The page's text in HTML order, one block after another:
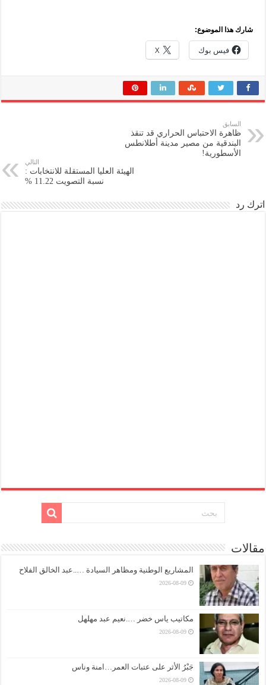
شارك هذا الموضوع:
فيس بوك X
السابق
ظاهرة الاحتباس الحراري قد تنقذ
البندقية من مصير مدينة أطلانطس
الأسطورية!
التالي
الهيئة العليا المستقلة للانتخابات :
نسبة التصويت 11.22 %
اترك رد
مقالات
المشاريع الوطنية ومظاهر السيادة …..عبد الخالق الفلاح
2026-08-09
مكاتيب ياس خضر ….نعيم عبد مهلهل
2026-08-09
جَبْرُ الأثر على عتبات العمر…امنة وناس
2026-08-09